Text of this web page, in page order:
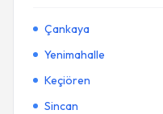
Çankaya
Yenimahalle
Keçiören
Sincan